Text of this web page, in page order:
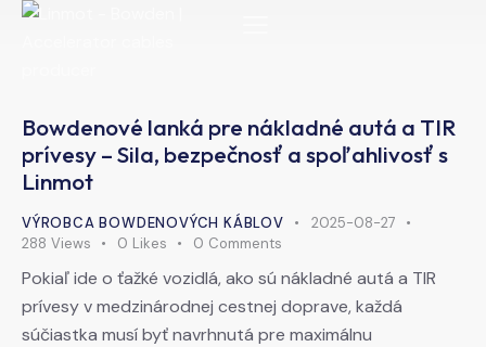
Bowdenové lanká pre nákladné autá a TIR
prívesy – Sila, bezpečnosť a spoľahlivosť s
Linmot
VÝROBCA BOWDENOVÝCH KÁBLOV
2025-08-27
288 Views 0 Likes 0 Comments
Pokiaľ ide o ťažké vozidlá, ako sú nákladné autá a TIR
prívesy v medzinárodnej cestnej doprave, každá
súčiastka musí byť navrhnutá pre maximálnu